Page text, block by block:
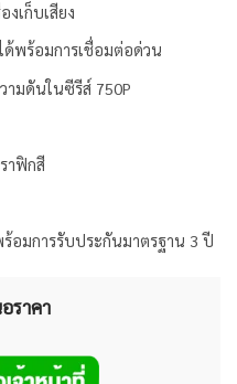
เก็บเสียง
พร้อมการเชื่อมต่อด่วน
ามดันในซีรีส์ 750P
าฟิกสี
มการรับประกันมาตรฐาน 3 ปี
ราคา